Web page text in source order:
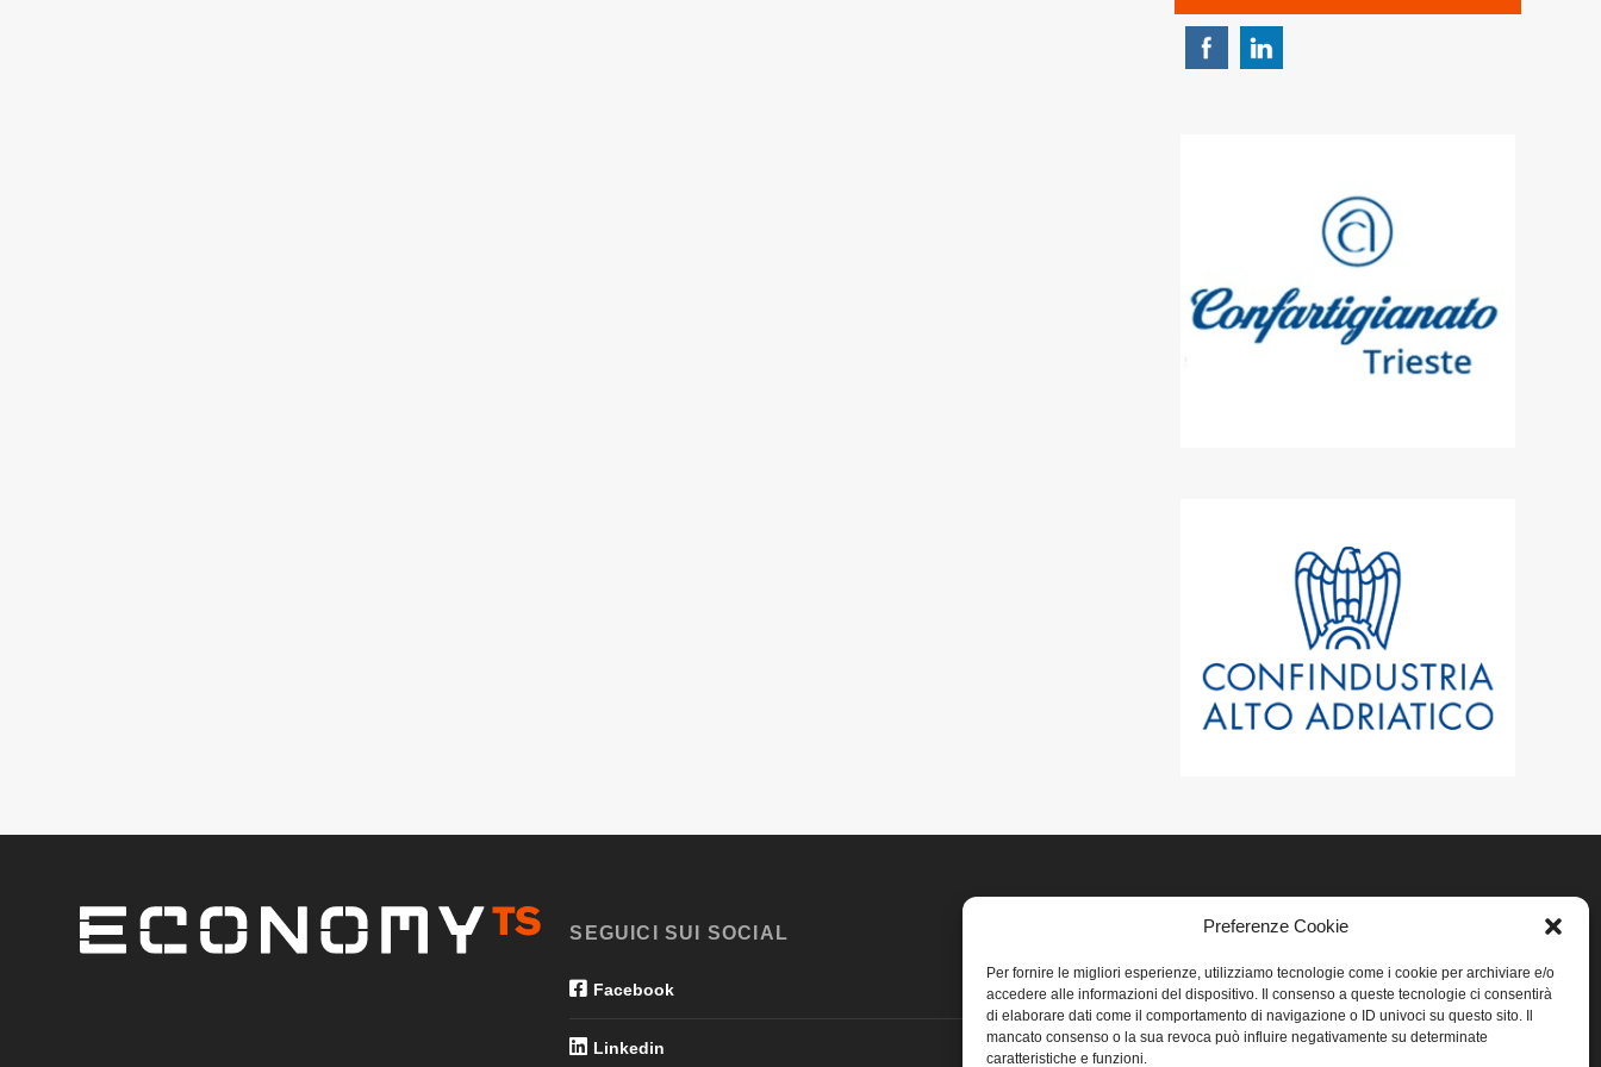
Preferenze Cookie
Per fornire le migliori esperienze, utilizziamo tecnologie come i cookie per archiviare e/o
accedere alle informazioni del dispositivo. Il consenso a queste tecnologie ci consentirà
di elaborare dati come il comportamento di navigazione o ID univoci su questo sito. Il
mancato consenso o la sua revoca può influire negativamente su determinate
caratteristiche e funzioni.
SEGUICI SUI SOCIAL
Facebook
Linkedin
Home
Privacy